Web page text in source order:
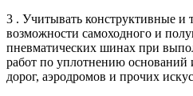
3 . Учитывать конструктивные и
возможности самоходного и
пневматических шинах при
работ по уплотнению
дорог, аэродромов и прочих